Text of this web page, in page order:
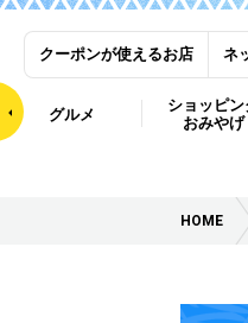
クーポンが使えるお店 ネ
グルメ
ショッピン
おみやげ
HOME